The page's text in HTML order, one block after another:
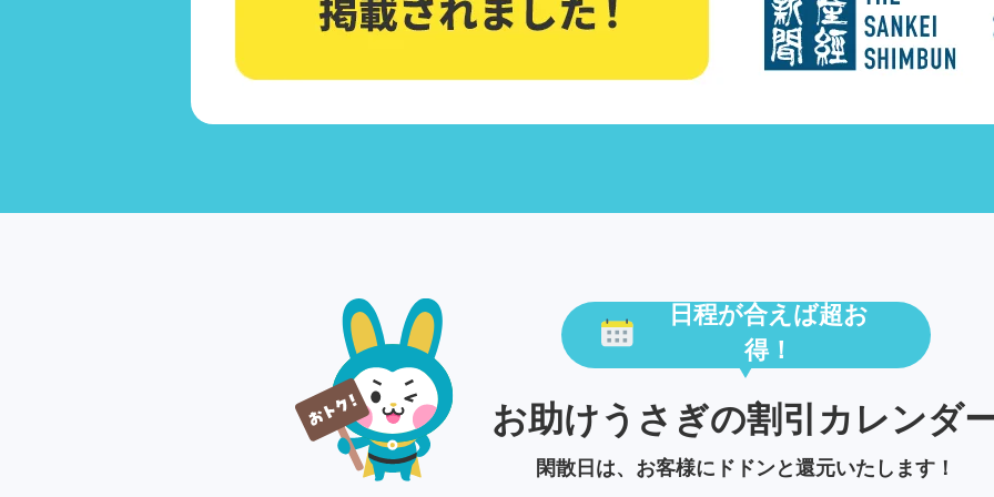
日程が合えば超お
得！
お助けうさぎの割引カレンダ
閑散日は、お客様にドドンと還元いたします！